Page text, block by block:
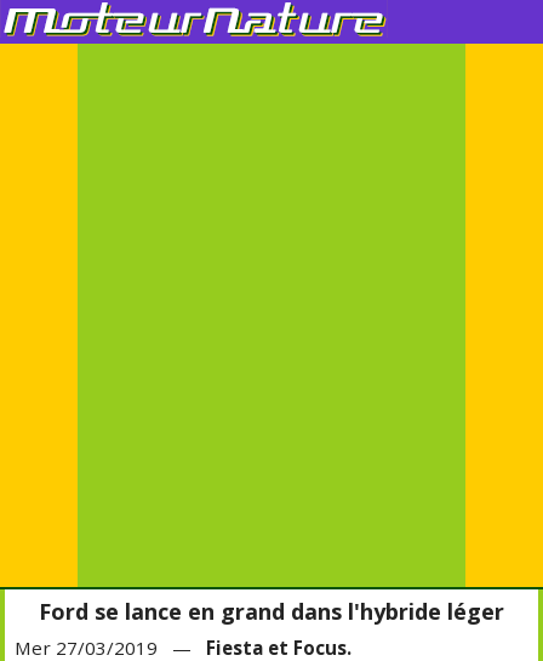
Ford se lance en grand dans l'hybride léger
Mer 27/03/2019 — Fiesta et Focus.